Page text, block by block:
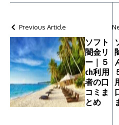
Previous Article
ソフト
闇金リ
ー｜５
ch利用
者の口
コミま
とめ